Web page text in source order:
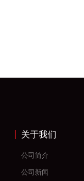
关于我们
公司简介
公司新闻